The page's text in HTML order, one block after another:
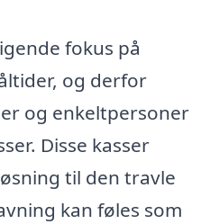
fokus på
og derfor
og enkeltpersoner
Disse kasser
til den travle
kan føles som